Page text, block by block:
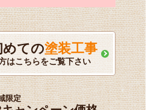
めての塗装工事
はこちらをご覧下さい
限定